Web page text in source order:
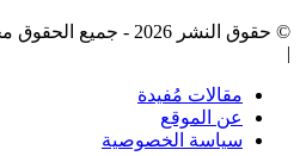
© حقوق النشر 2026 -
|
مقالات مُفيدة
عن الموقع
سياسة الخصوصية